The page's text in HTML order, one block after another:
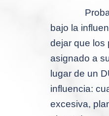
bajo la
dejar que los
asignado a
lugar de un
influencia:
excesiva,